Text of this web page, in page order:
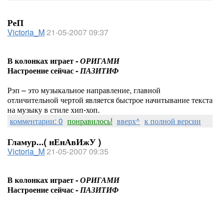
РеП
Victoria_M21-05-2007 09:37
В колонках играет -ОРИГАМИ
Настроение сейчас -ПАЗИТИФ
Рэп – это музыкальное направление, главной
отличительной чертой является быстрое начитывание текста
на музыку в стиле хип-хоп.
комментарии: 0 понравилось! вверх^ к полной версии
Гламур...( нЕнАвИжУ )
Victoria_M21-05-2007 09:35
В колонках играет -ОРИГАМИ
Настроение сейчас -ПАЗИТИФ